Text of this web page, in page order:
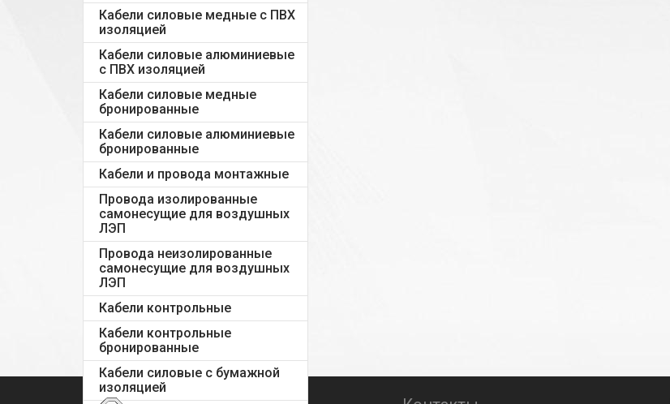
Кабели силовые медные с ПВХ
изоляцией
Кабели силовые алюминиевые
с ПВХ изоляцией
Кабели силовые медные
бронированные
Кабели силовые алюминиевые
бронированные
Кабели и провода монтажные
Провода изолированные
самонесущие для воздушных
ЛЭП
Провода неизолированные
самонесущие для воздушных
ЛЭП
Кабели контрольные
Кабели контрольные
бронированные
Кабели силовые с бумажной
изоляцией